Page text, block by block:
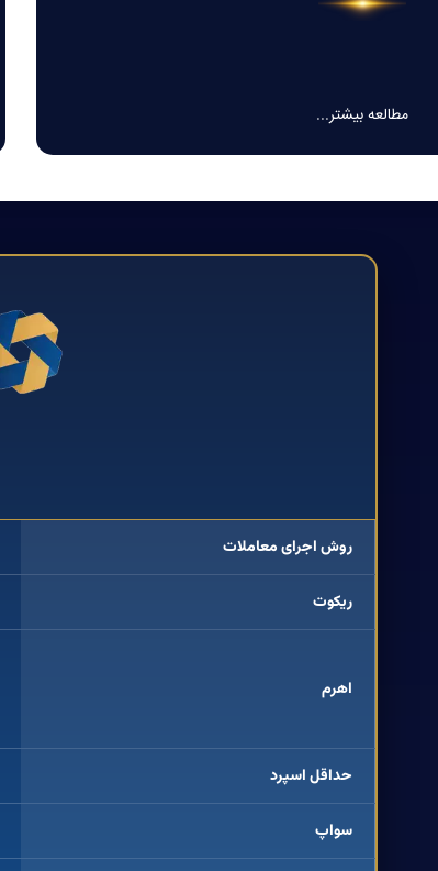
مطالعه بیشتر...
روش اجرای معاملات
ریکوت
اهرم
حداقل اسپرد
سواپ